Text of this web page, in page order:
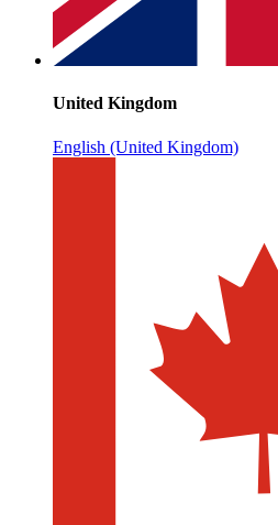
United Kingdom
English (United Kingdom)